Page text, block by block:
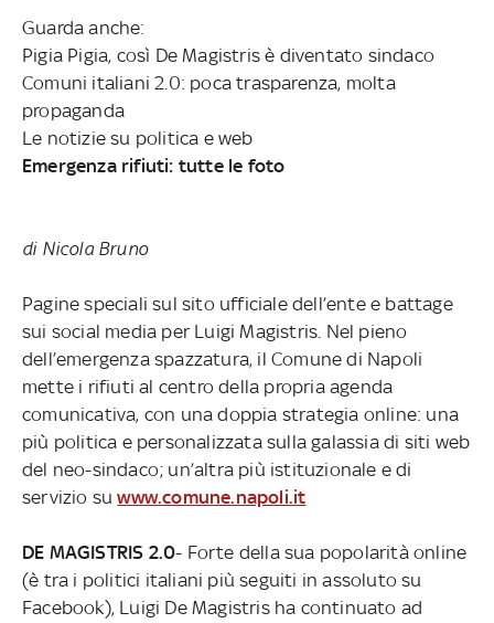
Guarda anche:
Pigia Pigia, così De Magistris è diventato sindaco
Comuni italiani 2.0: poca trasparenza, molta
propaganda
Le notizie su politica e web
Emergenza rifiuti: tutte le foto
di Nicola Bruno
Pagine speciali sul sito ufficiale dell’ente e battage
sui social media per Luigi Magistris. Nel pieno
dell’emergenza spazzatura, il Comune di Napoli
mette i rifiuti al centro della propria agenda
comunicativa, con una doppia strategia online: una
più politica e personalizzata sulla galassia di siti web
del neo-sindaco; un’altra più istituzionale e di
servizio suwww.comune.napoli.it
DE MAGISTRIS 2.0- Forte della sua popolarità online
(è tra i politici italiani più seguiti in assoluto su
Facebook), Luigi De Magistris ha continuato ad